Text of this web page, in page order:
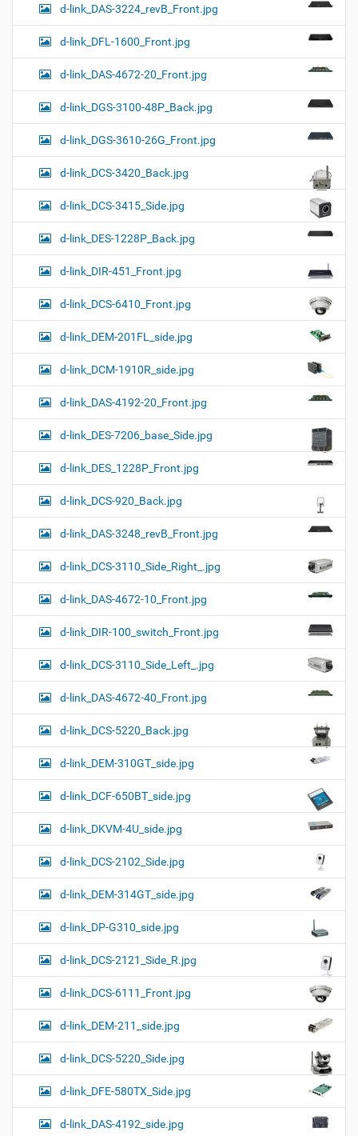
d-link_DAS-3224_revB_Front.jpg
d-link_DFL-1600_Front.jpg
d-link_DAS-4672-20_Front.jpg
d-link_DGS-3100-48P_Back.jpg
d-link_DGS-3610-26G_Front.jpg
d-link_DCS-3420_Back.jpg
d-link_DCS-3415_Side.jpg
d-link_DES-1228P_Back.jpg
d-link_DIR-451_Front.jpg
d-link_DCS-6410_Front.jpg
d-link_DEM-201FL_side.jpg
d-link_DCM-1910R_side.jpg
d-link_DAS-4192-20_Front.jpg
d-link_DES-7206_base_Side.jpg
d-link_DES_1228P_Front.jpg
d-link_DCS-920_Back.jpg
d-link_DAS-3248_revB_Front.jpg
d-link_DCS-3110_Side_Right_.jpg
d-link_DAS-4672-10_Front.jpg
d-link_DIR-100_switch_Front.jpg
d-link_DCS-3110_Side_Left_.jpg
d-link_DAS-4672-40_Front.jpg
d-link_DCS-5220_Back.jpg
d-link_DEM-310GT_side.jpg
d-link_DCF-650BT_side.jpg
d-link_DKVM-4U_side.jpg
d-link_DCS-2102_Side.jpg
d-link_DEM-314GT_side.jpg
d-link_DP-G310_side.jpg
d-link_DCS-2121_Side_R.jpg
d-link_DCS-6111_Front.jpg
d-link_DEM-211_side.jpg
d-link_DCS-5220_Side.jpg
d-link_DFE-580TX_Side.jpg
d-link_DAS-4192_side.jpg